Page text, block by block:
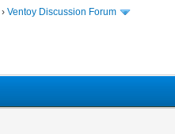
›Ventoy Discussion Forum